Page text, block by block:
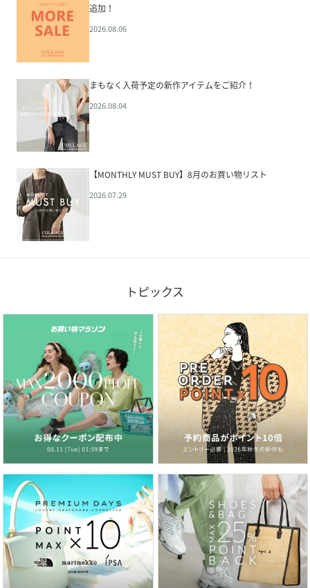
追加！
2026.08.06
まもなく入荷予定の新作アイテムをご紹介！
2026.08.04
【MONTHLY MUST BUY】8月のお買い物リスト
2026.07.29
トピックス